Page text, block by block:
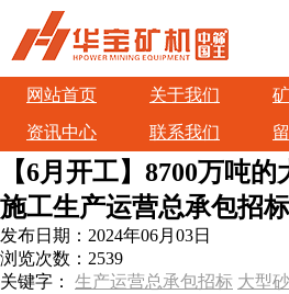
网站首页 关于我们
资讯中心
联系我们
【6月开工】8700万吨
施工生产运营总承包招标
发布日期： 2024年06月03日
浏览次数： 2539
关键字： 生产运营总承包招标 大型